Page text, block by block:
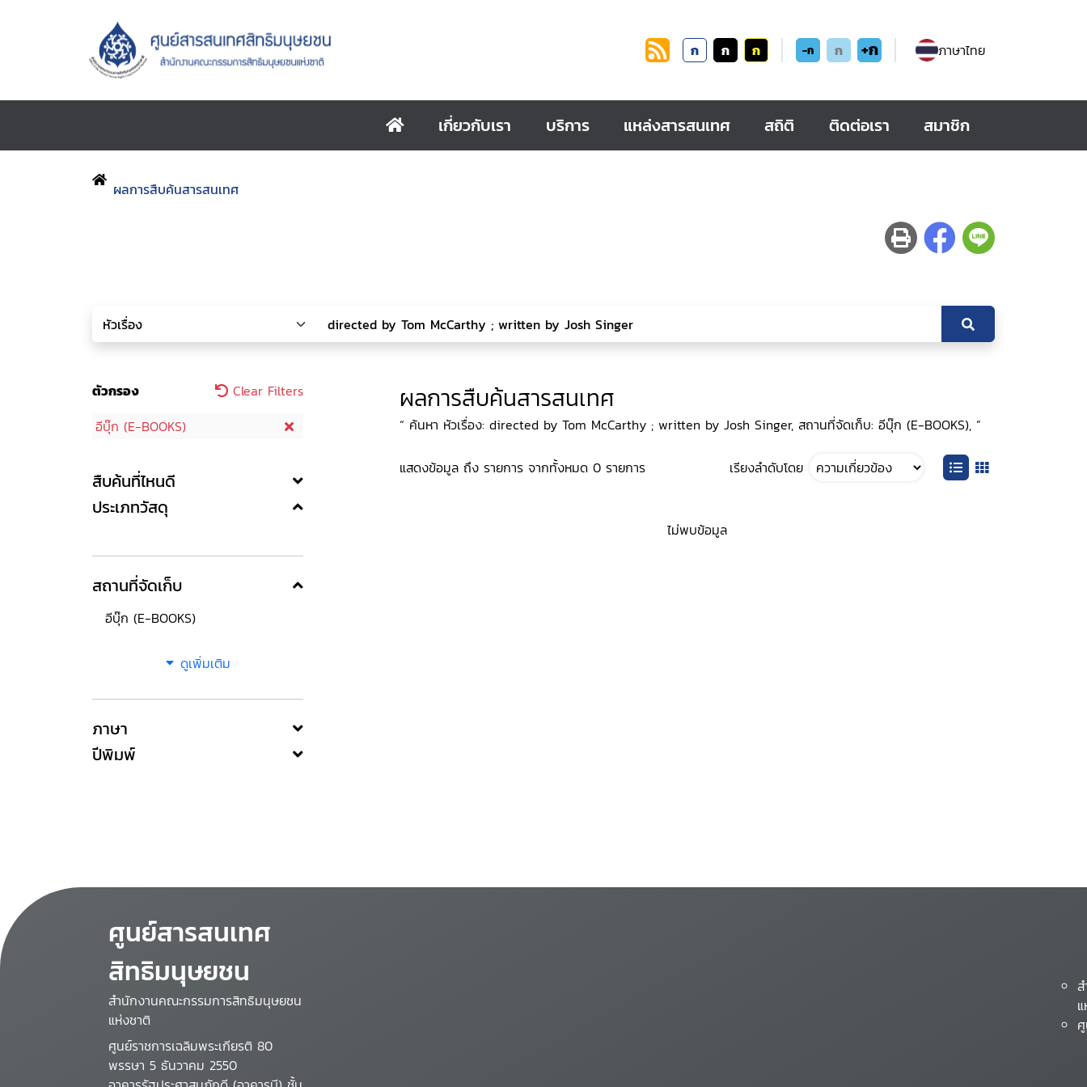
ก ก ก -ก ก +ก ภาษาไทย
เกี่ยวกับเรา บริการ แหล่งสารสนเทศ สถิติ ติดต่อเรา สมาชิก
ผลการสืบค้นสารสนเทศ
ตัวกรอง
Clear Filters
อีบุ๊ก (E-BOOKS)
สืบค้นที่ไหนดี
ประเภทวัสดุ
สถานที่จัดเก็บ
อีบุ๊ก (E-BOOKS)
ดูเพิ่มเติม
ภาษา
ปีพิมพ์
ผลการสืบค้นสารสนเทศ
“ ค้นหา หัวเรื่อง: directed by Tom McCarthy ; written by Josh Singer, สถานที่จัดเก็บ: อีบุ๊ก (E-BOOKS), ”
แสดงข้อมูล ถึง รายการ จากทั้งหมด 0 รายการ เรียงลำดับโดย
ไม่พบข้อมูล
ศูนย์สารสนเทศ
สิทธิมนุษยชน
สำนักงานคณะกรรมการสิทธิมนุษยชน
แห่งชาติ
ศูนย์ราชการเฉลิมพระเกียรติ 80
พรรษา 5 ธันวาคม 2550